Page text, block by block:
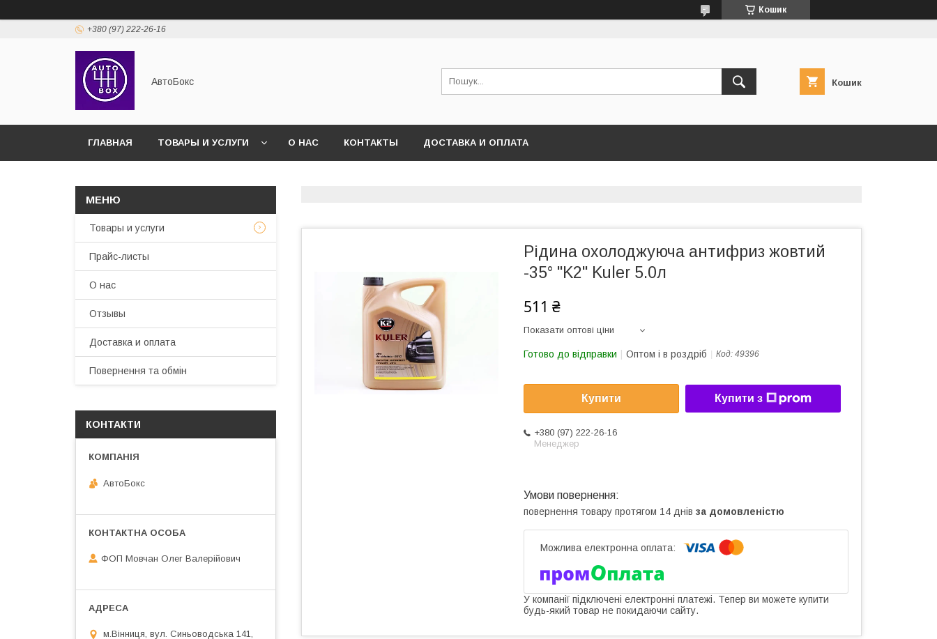
Кошик
+380 (97) 222-26-16
АвтоБокс Кошик
ГЛАВНАЯ ТОВАРЫ И УСЛУГИ О НАС КОНТАКТЫ ДОСТАВКА И ОПЛАТА
Рідина охолоджуюча антифриз жовтий
-35° "K2" Kuler 5.0л
511 ₴
Показати оптові ціни
Готово до відправки Оптом і в роздріб Код: 49396
Купити Купити з
+380 (97) 222-26-16
Менеджер
повернення товару протягом 14 днів за домовленістю
У компанії підключені електронні платежі. Тепер ви можете купити
будь-який товар не покидаючи сайту.
Товары и услуги
Прайс-листы
О нас
Отзывы
Доставка и оплата
Повернення та обмін
КОНТАКТИ
АвтоБокс
ФОП Мовчан Олег Валерійович
м.Вінниця, вул. Синьоводська 141,